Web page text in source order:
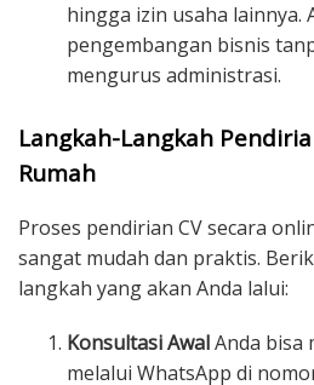
hingga izin usaha lainnya.
pengembangan bisnis
mengurus administrasi.
Langkah-Langkah
Rumah
Proses pendirian CV secara
sangat mudah dan praktis.
langkah yang akan Anda lalui:
Konsultasi AwalAnda bisa
melalui WhatsApp di